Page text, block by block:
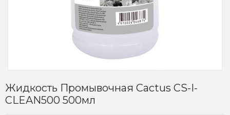
Жидкость Промывочная Cactus CS-I-
CLEAN500 500мл